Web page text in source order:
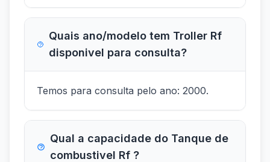
Quais ano/modelo tem Troller Rf
disponivel para consulta?
Temos para consulta pelo ano: 2000.
Qual a capacidade do Tanque de
combustivel Rf ?